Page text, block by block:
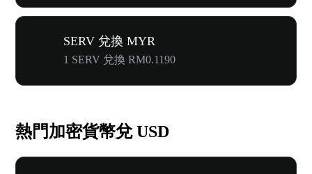
SERV 兌換 MYR
1 SERV 兌換 RM0.1190
熱門加密貨幣兌 USD